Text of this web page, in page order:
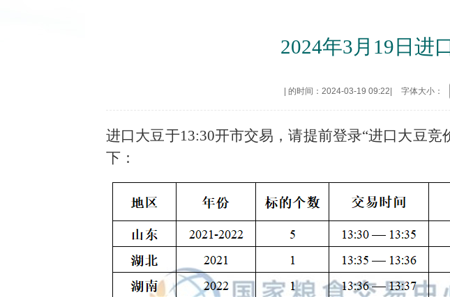
2024年3月19日进
的时间：2024-03-19 09:22 字体大小：
进口大豆于13:30开市交易，请提前登录“进口大豆竞
下：